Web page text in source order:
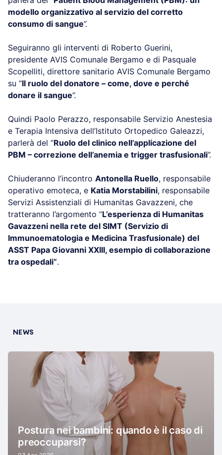
modello organizzativo al servizio del corretto
consumo di sangue”.
Seguiranno gli interventi di Roberto Guerini,
presidente AVIS Comunale Bergamo e di Pasquale
Scopelliti, direttore sanitario AVIS Comunale Bergamo
su “Il ruolo del donatore – come, dove e perché
donare il sangue”.
Quindi Paolo Perazzo, responsabile Servizio Anestesia
e Terapia Intensiva dell’Istituto Ortopedico Galeazzi,
parlerà del “Ruolo del clinico nell’applicazione del
PBM – correzione dell’anemia e trigger trasfusionali”.
Chiuderanno l’incontro Antonella Ruello, responsabile
operativo emoteca, e Katia Morstabilini, responsabile
Servizi Assistenziali di Humanitas Gavazzeni, che
tratteranno l’argomento “L’esperienza di Humanitas
Gavazzeni nella rete del SIMT (Servizio di
Immunoematologia e Medicina Trasfusionale) del
ASST Papa Giovanni XXIII, esempio di collaborazione
tra ospedali”.
NEWS
Postura nei bambini: quando è il caso di
preoccuparsi?